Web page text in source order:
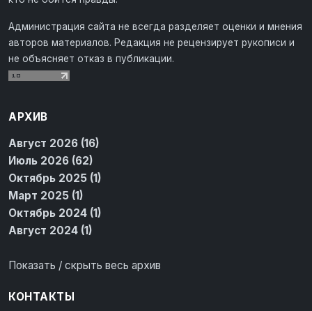
Администрация сайта не всегда разделяет оценки и мнения
авторов материалов. Редакция не рецензирует рукописи и
не объясняет отказ в публикации.
АРХИВ
Август 2026 (16)
Июль 2026 (62)
Октябрь 2025 (1)
Март 2025 (1)
Октябрь 2024 (1)
Август 2024 (1)
Показать / скрыть весь архив
КОНТАКТЫ